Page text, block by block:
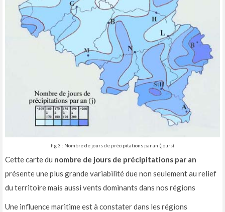
fig 3 : Nombre de jours de précipitations par an (jours)
Cette carte du nombre de jours de précipitations par an
présente une plus grande variabilité due non seulement au relief
du territoire mais aussi vents dominants dans nos régions
Une influence maritime est à constater dans les régions